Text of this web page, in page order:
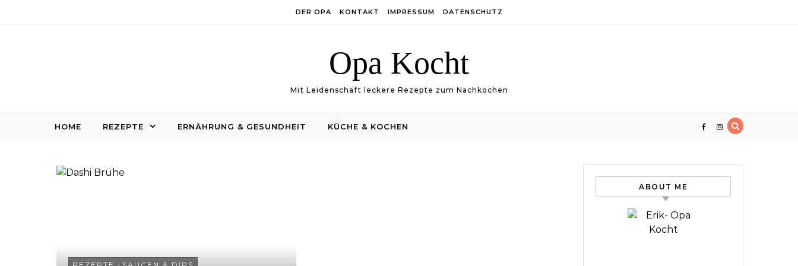
DER OPA KONTAKT IMPRESSUM DATENSCHUTZ
Opa Kocht
Mit Leidenschaft leckere Rezepte zum Nachkochen
HOME REZEPTE ERNÄHRUNG & GESUNDHEIT KÜCHE & KOCHEN
ABOUT ME